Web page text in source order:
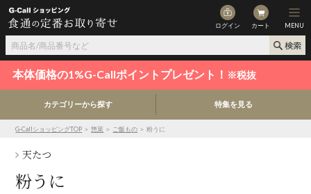
ログイン カート MENU
本体価格の1%G-Callポイントプレゼント！ ※税抜
カテゴリーから探す 特集を見る
G-CallショッピングTOP ＞惣菜 ＞ ご飯もの ＞ 粉うに
天たつ
粉うに